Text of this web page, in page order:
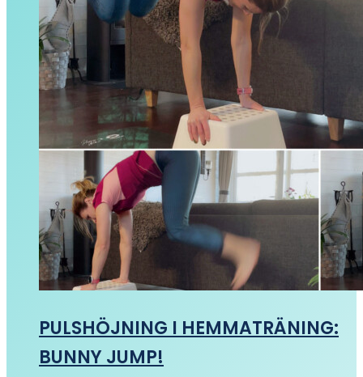
PULSHÖJNING I HEMMATRÄNING:
BUNNY JUMP!